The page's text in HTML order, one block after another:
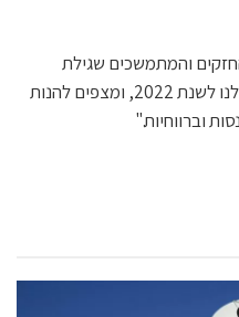
והמתמשכים שגילת
מציגה, אנו מאשררים את התחזית שלנו לשנת 2022, ומצפים להנות
וברווחיות."